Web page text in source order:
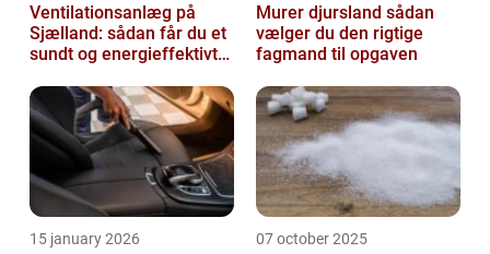
Ventilationsanlæg på
Sjælland: sådan får du et
sundt og energieffektivt
Murer djursland sådan
vælger du den rigtige
fagmand til opgaven
15 january 2026 07 october 2025